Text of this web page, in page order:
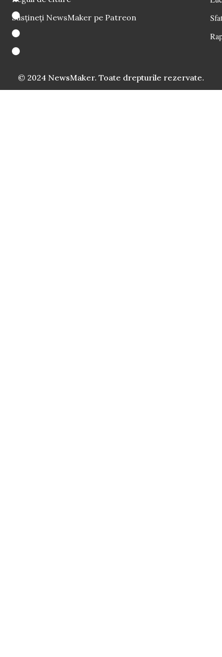
Susțineți NewsMaker pe Patreon
© 2024 NewsMaker. Toate drepturile rezervate.